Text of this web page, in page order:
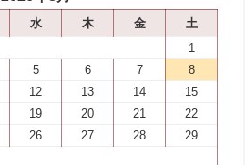
水 木 金
土
1
5 6 7
8
12 13 14
15
19 20 21
22
26 27 28
29